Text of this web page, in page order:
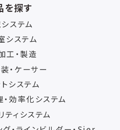
を探す
ステム
システム
工・製造
・ケーサー
システム
効率化システム
ティシステム